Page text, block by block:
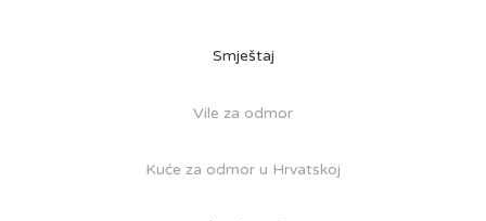
Smještaj
Vile za odmor
Kuće za odmor u Hrvatskoj